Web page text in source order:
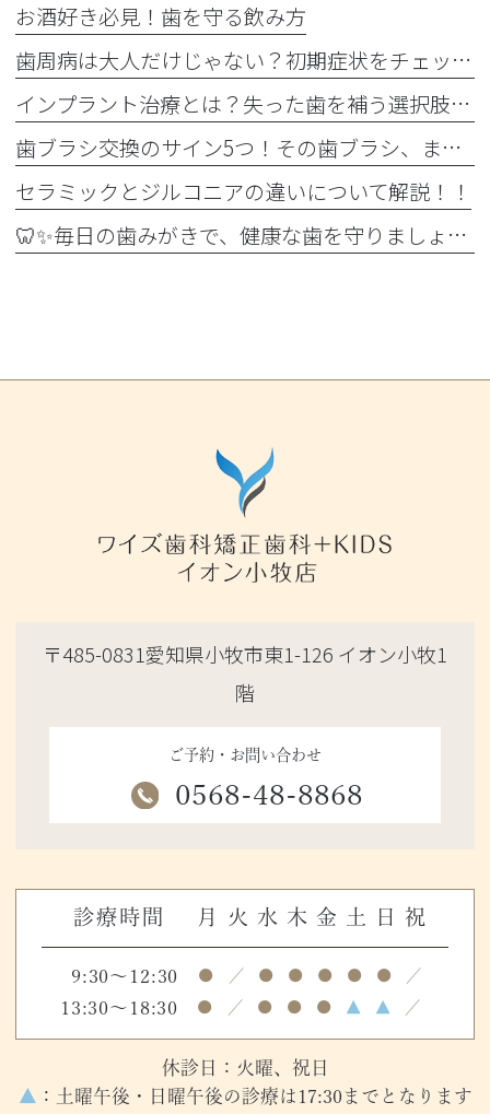
お酒好き必見！歯を守る飲み方
歯周病は大人だけじゃない？初期症状をチェック
インプラント治療とは？失った歯を補う選択肢を正しく知りましょう！！
歯ブラシ交換のサイン5つ！その歯ブラシ、まだ使っていませんか？🪥
セラミックとジルコニアの違いについて解説！！
🦷✨毎日の歯みがきで、健康な歯を守りましょう✨🪥
〒485-0831愛知県小牧市東1-126 イオン小牧1
階
ご予約・お問い合わせ
0568-48-8868
診療時間 月 火 水 木 金 土 日 祝
9:30～12:30 ● ／ ● ● ● ● ● ／
13:30～18:30 ● ／ ● ● ● ▲ ▲ ／
休診日：火曜、祝日
▲ ：土曜午後・日曜午後の診療は17:30までとなります